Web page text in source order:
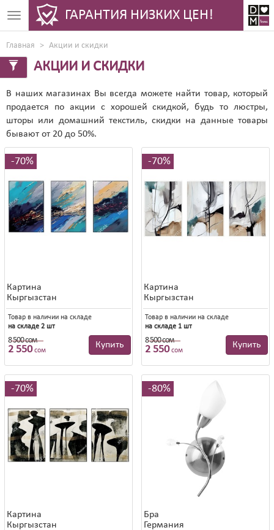
Toggle
navigation
ГАРАНТИЯ НИЗКИХ ЦЕН!
Главная Акции и скидки
АКЦИИ И СКИДКИ
В наших магазинах Вы всегда можете найти товар, который
продается по акции с хорошей скидкой, будь то люстры,
шторы или домашний текстиль, скидки на данные товары
бывают от 20 до 50%.
Картина
Кыргызстан
Товар в наличии на складе
на складе 2 шт
8 500 сом
2 550сом
Купить
70%
Картина
Кыргызстан
Товар в наличии на складе
на складе 1 шт
8 500 сом
2 550сом
Купить
70%
Картина
Кыргызстан
70%
Бра
Германия
80%